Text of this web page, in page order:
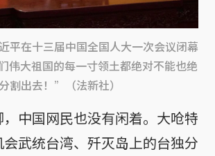
平在十三届中国全国人大一次会议闭幕
伟大祖国的每一寸领土都绝对不能也绝
割出去！”（法新社）
中国网民也没有闲着。大呛特
武统台湾、歼灭岛上的台独分